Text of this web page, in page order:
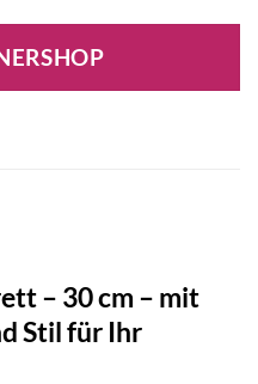
– 30 cm – mit
Stil für Ihr